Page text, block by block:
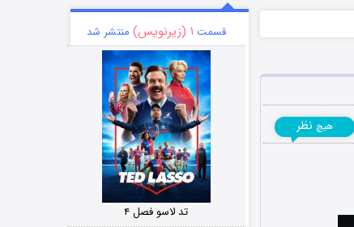
هیچ نظر
قسمت ۱ (زیرنویس) منتشر شد
تد لاسو فصل ۴